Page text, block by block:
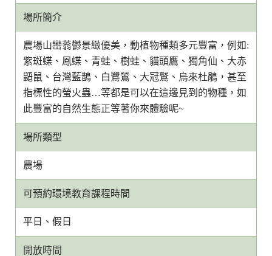
場所簡介
農場山巒蓊鬱景緻優美，動植物種類多元豐富，例如:
紫斑蝶、鳳蝶、青蛙、樹蛙、貓頭鷹、獨角仙、大赤
鼯鼠、台灣藍鵲、白鷺鷥、大冠鷲、烏來杜鵑，甚至
指標性的螢火蟲…等都是可以在這邊見到的物種，如
此豐富的自然生態正等著你來體驗呢~
場所類型
農場
可預約環境教育課程時間
平日、假日
開放時間